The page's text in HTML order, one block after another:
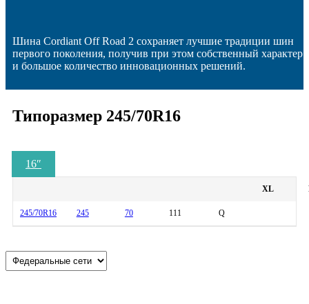
Шина Cordiant Off Road 2 сохраняет лучшие традиции шин
первого поколения, получив при этом собственный характер
и большое количество инновационных решений.
Типоразмер 245/70R16
16″
XL
245/70R16 245 70 111 Q